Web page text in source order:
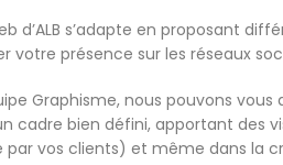
d’ALB s’adapte en proposant
votre présence sur les réseaux
Graphisme, nous pouvons
cadre bien défini, apportant des
vos clients) et même dans la